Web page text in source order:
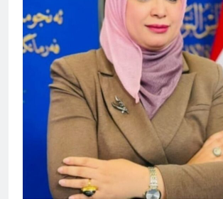
بالعراق (جر الشيعة..لحرب مع سوريا
الجولاني) و(قصف السعودية) و(استهداف
الامريكان..والتهديد باجتياح الكويت)
ماذا لو..تحليل حالة البنية الأسلامية
بأستبعاد العترة النبوية الطاهرة من
المشهد الأسلامي..!!
8 ساعات Ago